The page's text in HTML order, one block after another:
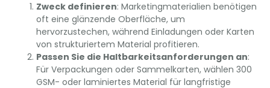
Zweck definieren: Marketingmaterialien benötigen
oft eine glänzende Oberfläche, um
hervorzustechen, während Einladungen oder Karten
von strukturiertem Material profitieren.
Passen Sie die Haltbarkeitsanforderungen an:
Für Verpackungen oder Sammelkarten, wählen 300
GSM- oder laminiertes Material für langfristige